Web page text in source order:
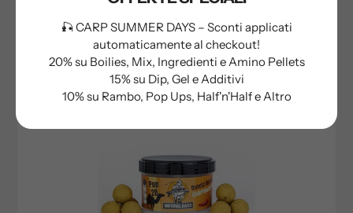
🎣 CARP SUMMER DAYS – Sconti applicati
automaticamente al checkout!
20% su Boilies, Mix, Ingredienti e Amino Pellets
15% su Dip, Gel e Additivi
10% su Rambo, Pop Ups, Half'n'Half e Altro